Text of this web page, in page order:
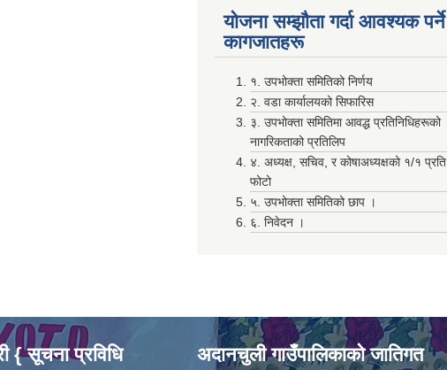
योजना सम्झाैता गर्दा आवश्यक पर्ने
कागजातहरू
१. उपभोक्ता समितिको निर्णय
२. वडा कार्यालयको सिफारिस
३. उपभोक्ता समितिमा आवद्ध प्रतिनिधिहरूको
नागरिकताको प्रतिलिप
४. अध्यक्ष, सचिव, र कोषाअध्यक्षको १/१ प्रति
फोटो
५. उपभोक्ता समितिको छाप ।
६. निवेदन ।
{ सूचना प्रविधि
अदानचुली गाउँपालिकाकाे जातिगत